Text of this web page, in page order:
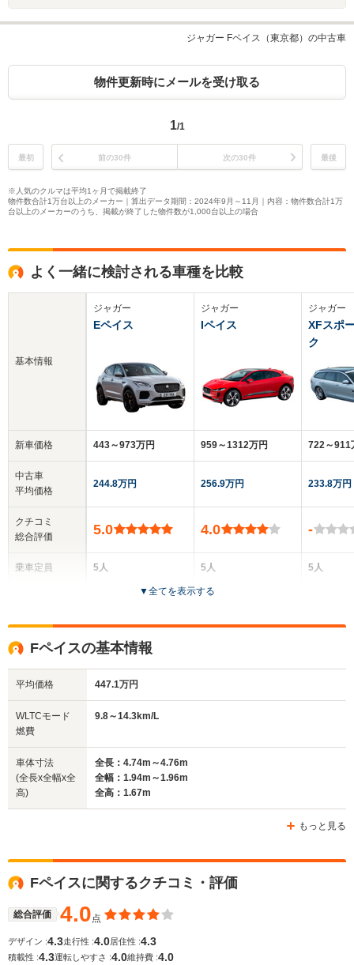
ジャガー Fペイス（東京都）の中古車
物件更新時にメールを受け取る
1/1
最初 前の30件 次の30件 最後
※人気のクルマは平均1ヶ月で掲載終了
物件数合計1万台以上のメーカー｜算出データ期間：2024年9月～11月｜内容：物件数合計1万
台以上のメーカーのうち、掲載が終了した物件数が1,000台以上の場合
よく一緒に検討される車種を比較
基本情報
新車価格
中古車
平均価格
クチコミ
総合評価
乗車定員
サイズ
(全長x全幅x全高)
WLTCモード
燃費
ジャガー
Eペイス
443～973万円
244.8万円
5.0
5人
全高
1.65m
全幅
1.9m
16.8km/L
13.4km/L
16.0km/L
ジャガー
Iペイス
959～1312万円
256.9万円
4.0
5人
5ドア
ジャガー
XFスポ
ク
722～911
233.8万円
-
5人
▼全てを表示する
Fペイスの基本情報
平均価格 447.1万円
WLTCモード
燃費
9.8～14.3km/L
車体寸法
(全長x全幅x全
高)
全長：4.74m～4.76m
全幅：1.94m～1.96m
全高：1.67m
もっと見る
Fペイスに関するクチコミ・評価
総合評価 4.0 点
デザイン :4.3走行性 :4.0居住性 :4.3
積載性 :4.3運転しやすさ :4.0維持費 :4.0